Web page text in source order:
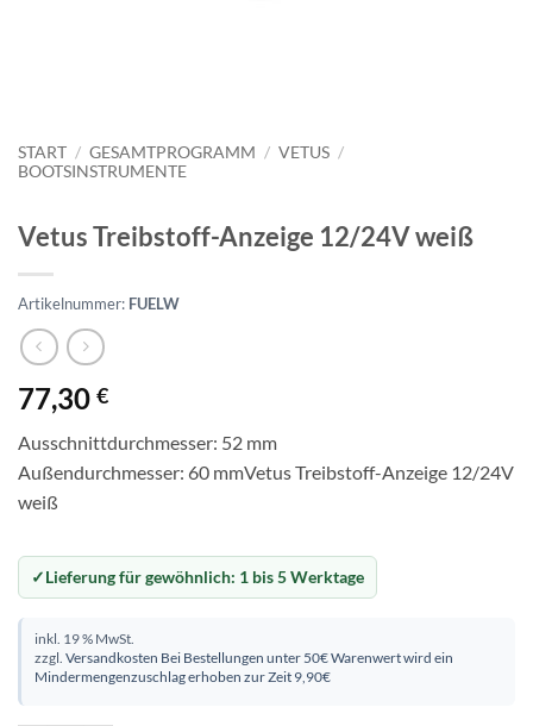
START / GESAMTPROGRAMM / VETUS /
BOOTSINSTRUMENTE
Vetus Treibstoff-Anzeige 12/24V weiß
Artikelnummer: FUELW
77,30 €
Ausschnittdurchmesser: 52 mm
Außendurchmesser: 60 mmVetus Treibstoff-Anzeige 12/24V
weiß
Lieferung für gewöhnlich: 1 bis 5 Werktage
inkl. 19 % MwSt.
zzgl. Versandkosten Bei Bestellungen unter 50€ Warenwert wird ein
Mindermengenzuschlag erhoben zur Zeit 9,90€